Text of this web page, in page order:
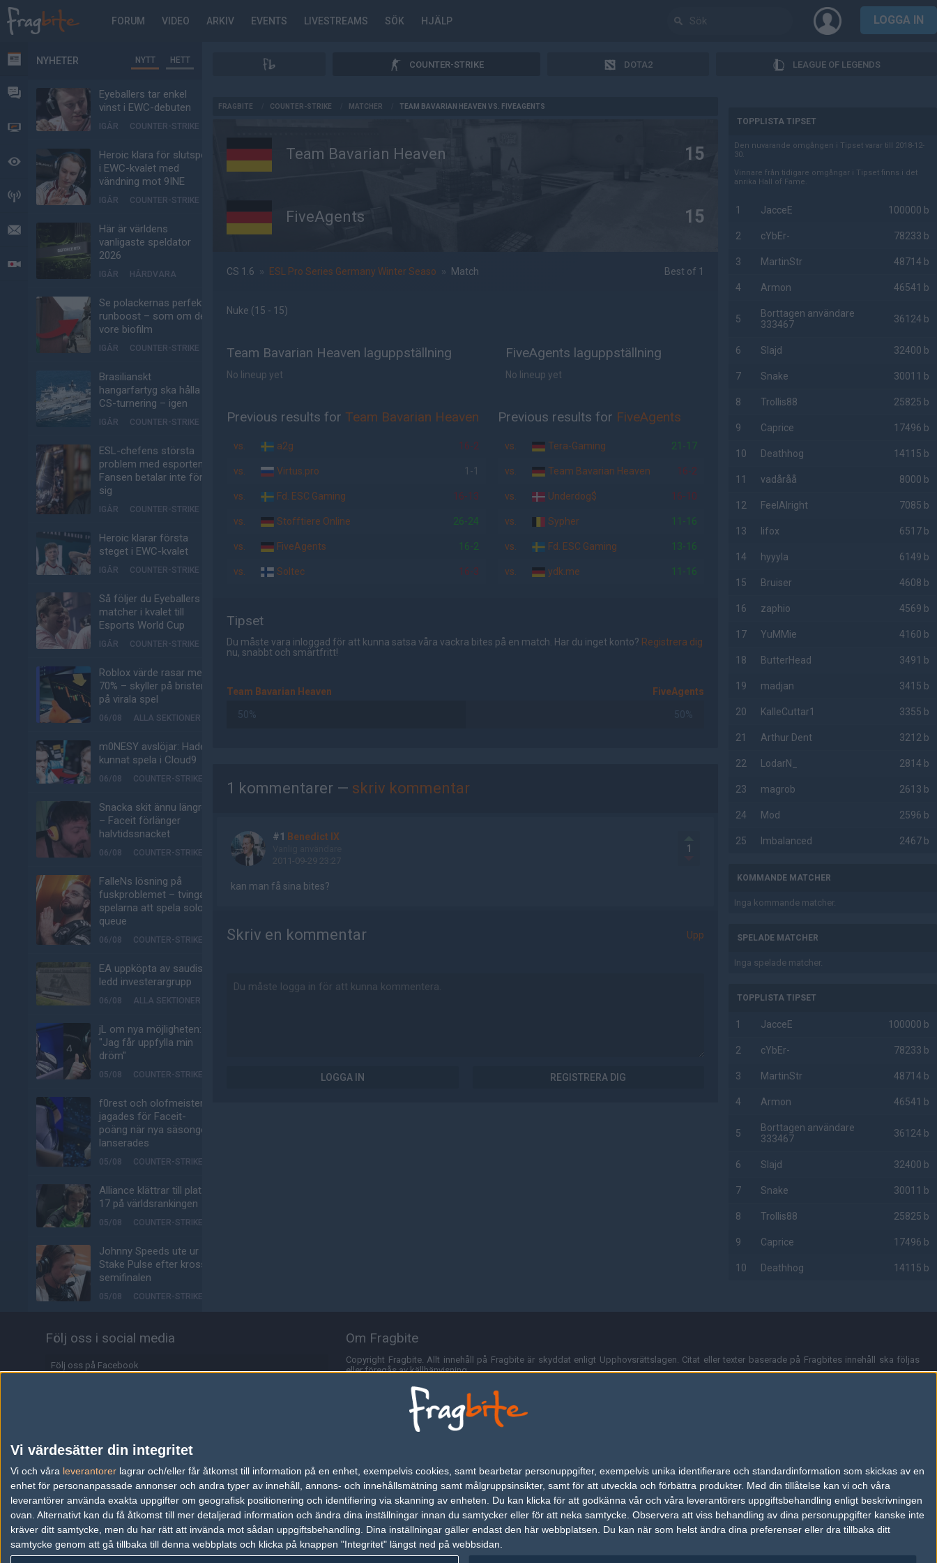
Vi värdesätter din integritet
Vi och våra leverantorer lagrar och/eller får åtkomst till information på en enhet, exempelvis cookies, samt bearbetar personuppgifter, exempelvis unika identifierare och standardinformation som skickas av en
enhet för personanpassade annonser och andra typer av innehåll, annons- och innehållsmätning samt målgruppsinsikter, samt för att utveckla och förbättra produkter. Med din tillåtelse kan vi och våra
leverantörer använda exakta uppgifter om geografisk positionering och identifiering via skanning av enheten. Du kan klicka för att godkänna vår och våra leverantörers uppgiftsbehandling enligt beskrivningen
ovan. Alternativt kan du få åtkomst till mer detaljerad information och ändra dina inställningar innan du samtycker eller för att neka samtycke. Observera att viss behandling av dina personuppgifter kanske inte
kräver ditt samtycke, men du har rätt att invända mot sådan uppgiftsbehandling. Dina inställningar gäller endast den här webbplatsen. Du kan när som helst ändra dina preferenser eller dra tillbaka ditt
samtycke genom att gå tillbaka till denna webbplats och klicka på knappen "Integritet" längst ned på webbsidan.
FORUM VIDEO ARKIV EVENTS LIVESTREAMS SÖK HJÄLP LOGGA IN
NYHETER
FORUM
VIDEO
BEVAKAT
HÄNDELSER
LIVESÄNDNINGAR
NYHETER NYTT HETT
Eyeballers tar enkel
vinst i EWC-debuten
IGÅR COUNTER-STRIKE
Heroic klara för slutspel
i EWC-kvalet med
vändning mot 9INE
IGÅR COUNTER-STRIKE
Här är världens
vanligaste speldator
2026
IGÅR HÅRDVARA
Se polackernas perfekta
runboost – som om det
vore biofilm
IGÅR COUNTER-STRIKE
Brasilianskt
hangarfartyg ska hålla
CS-turnering – igen
IGÅR COUNTER-STRIKE
ESL-chefens största
problem med esporten:
Fansen betalar inte för
sig
IGÅR COUNTER-STRIKE
Heroic klarar första
steget i EWC-kvalet
IGÅR COUNTER-STRIKE
Så följer du Eyeballers
matcher i kvalet till
Esports World Cup
IGÅR COUNTER-STRIKE
Roblox värde rasar med
70% – skyller på bristen
på virala spel
06/08 ALLA SEKTIONER
m0NESY avslöjar: Hade
kunnat spela i Cloud9
06/08 COUNTER-STRIKE
Snacka skit ännu längre
– Faceit förlänger
halvtidssnacket
06/08 COUNTER-STRIKE
FalleNs lösning på
fuskproblemet – tvinga
spelarna att spela solo-
queue
06/08 COUNTER-STRIKE
EA uppköpta av saudisk-
ledd investerargrupp
06/08 ALLA SEKTIONER
jL om nya möjligheten:
"Jag får uppfylla min
dröm"
05/08 COUNTER-STRIKE
f0rest och olofmeister
jagades för Faceit-
poäng när nya säsongen
lanserades
05/08 COUNTER-STRIKE
Alliance klättrar till plats
17 på världsrankingen
05/08 COUNTER-STRIKE
Johnny Speeds ute ur
Stake Pulse efter kross i
semifinalen
05/08 COUNTER-STRIKE
Premier-spelarna fuskar
05/08 COUNTER-STRIKE
04/08 HÅRDVARA
Tonåring släppte
skämtspel för 1 900 kr –
tjänade miljoner
04/08 ALLA SEKTIONER
Media: jL klar för Vitality
– hoppar in för nyblivna
COUNTER-STRIKE DOTA2 LEAGUE OF LEGENDS
FRAGBITE COUNTER-STRIKE MATCHER TEAM BAVARIAN HEAVEN VS. FIVEAGENTS
Team Bavarian Heaven 15
FiveAgents 15
CS 1.6 » ESL Pro Series Germany Winter Seaso » Match Best of 1
Nuke (15 - 15)
Team Bavarian Heaven laguppställning
No lineup yet
FiveAgents laguppställning
No lineup yet
Previous results for Team Bavarian Heaven
vs. a2g 16-2
vs. Virtus.pro 1-1
vs. Fd. ESC Gaming 16-13
vs. Stofftiere Online 26-24
vs. FiveAgents 16-2
vs. Soltec 16-3
Previous results for FiveAgents
vs. Tera-Gaming 21-17
vs. Team Bavarian Heaven 16-2
vs. Underdog$ 16-10
vs. Sypher 11-16
vs. Fd. ESC Gaming 13-16
vs. ydk.me 11-16
Tipset
Du måste vara inloggad för att kunna satsa våra vackra bites på en match. Har du inget konto? Registrera dig
nu, snabbt och smärtfritt!
Team Bavarian Heaven FiveAgents
50% 50%
1 kommentarer — skriv kommentar
#1 Benedict IX
2011-09-29 23:27
1
kan man få sina bites?
Skriv en kommentar Upp
LOGGA IN REGISTRERA DIG
TOPPLISTA TIPSET
Den nuvarande omgången i Tipset varar till 2018-12-
30.
Vinnare från tidigare omgångar i Tipset finns i det
anrika Hall of Fame.
1 JacceE 100000 b
2 cYbEr- 78233 b
3 MartinStr 48714 b
4 Armon 46541 b
5
Borttagen användare
333467
36124 b
6 Slajd 32400 b
7 Snake 30011 b
8 Trollis88 25825 b
9 Caprice 17496 b
10 Deathhog 14115 b
11 vadåråå 8000 b
12 FeelAlright 7085 b
13 lifox 6517 b
14 hyyyla 6149 b
15 Bruiser 4608 b
16 zaphio 4569 b
17 YuMMie 4160 b
18 ButterHead 3491 b
19 madjan 3415 b
20 KalleCuttar1 3355 b
21 Arthur Dent 3212 b
22 LodarN_ 2814 b
23 magrob 2613 b
24 Mod 2596 b
25 Imbalanced 2467 b
KOMMANDE MATCHER
Inga kommande matcher.
SPELADE MATCHER
Inga spelade matcher.
TOPPLISTA TIPSET
1 JacceE 100000 b
2 cYbEr- 78233 b
3 MartinStr 48714 b
4 Armon 46541 b
5
Borttagen användare
333467
36124 b
6 Slajd 32400 b
7 Snake 30011 b
8 Trollis88 25825 b
9 Caprice 17496 b
10 Deathhog 14115 b
Följ oss i social media
Följ oss på Facebook
Information
Annonsering
Copyright och Privacy Policy
Användaravtal
Om Fragbite
Copyright Fragbite. Allt innehåll på Fragbite är skyddat enligt Upphovsrättslagen. Citat eller texter baserade på Fragbites innehåll ska följas
eller föregås av källhänvisning.
Alla åsikter uttryckta på Fragbite representerar varje enskild skribent och överensstämmer inte nödvändigtvis med Fragbites åsikter.
Programmering och design av Fredric Bohlin. För frågor rörande sajten kan du skicka iväg ett email till
Fragbite använder cookies för att spara användarspecifik information så som t.ex. användarnamn. Cookies sparas även när man deltar i
omröstningar och för att föra statistik. För att slippa cookies kan du stänga av cookies i din webbläsares inställningar eller välja att inte
besöka Fragbite. Den här textraden finns här på grund av lagen om elektronisk kommunikation som trädde i kraft 25 juli 2003.
Annonsering
Är du intresserad av att annonsera på Fragbite,